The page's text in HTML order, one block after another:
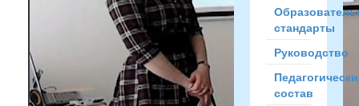
стандарты
Руководство
состав